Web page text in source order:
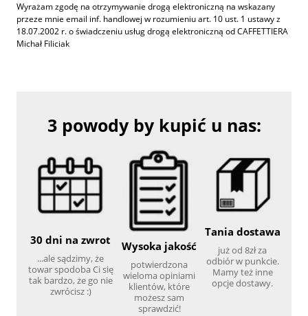
Wyrażam zgodę na otrzymywanie drogą elektroniczną na wskazany
przeze mnie email inf. handlowej w rozumieniu art. 10 ust. 1 ustawy z
18.07.2002 r. o świadczeniu usług drogą elektroniczną od CAFFETTIERA
Michał Filiciak
3 powody by kupić u nas:
30 dni na zwrot
...ale sądzimy, że
towar spodoba Ci się
tak bardzo, że go nie
zwrócisz :)
Wysoka jakość
potwierdzona
wieloma opiniami
klientów, które
możesz sam
sprawdzić!
Tania dostawa
już od 8zł za
odbiór w punkcie.
Mamy też inne
opcje dostawy.